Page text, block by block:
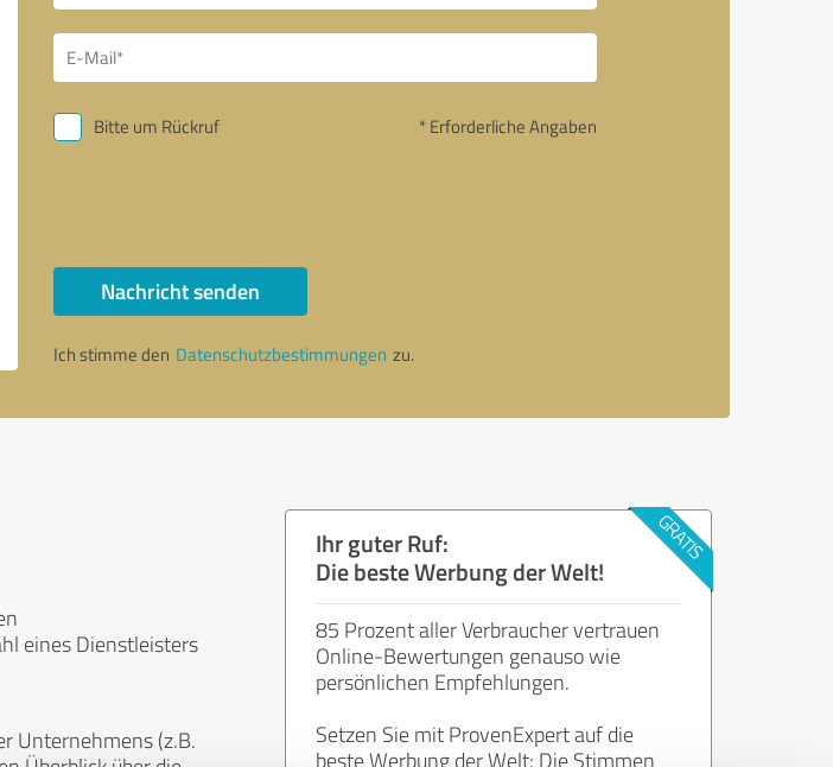
Bitte um Rückruf * Erforderliche Angaben
Nachricht senden
Ich stimme den Datenschutzbestimmungen zu.
eines Dienstleisters
Unternehmens (z.B.
Ihr guter Ruf:
Die beste Werbung der Welt!
85 Prozent aller Verbraucher vertrauen
Online-Bewertungen genauso wie
persönlichen Empfehlungen.
Setzen Sie mit ProvenExpert auf die
beste Werbung der Welt: Die Stimmen